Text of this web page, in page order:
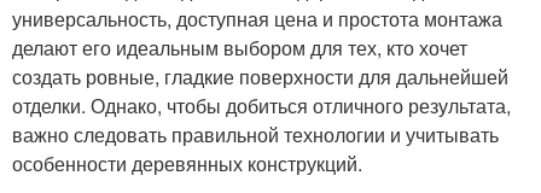
универсальность, доступная цена и простота монтажа
делают его идеальным выбором для тех, кто хочет
создать ровные, гладкие поверхности для дальнейшей
отделки. Однако, чтобы добиться отличного результата,
важно следовать правильной технологии и учитывать
особенности деревянных конструкций.